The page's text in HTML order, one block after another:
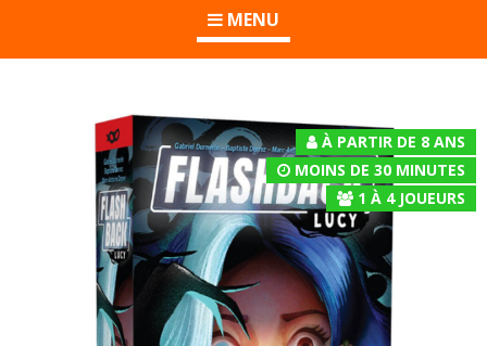
MENU
À PARTIR DE 8 ANS
MOINS DE 30 MINUTES
1 À 4JOUEURS